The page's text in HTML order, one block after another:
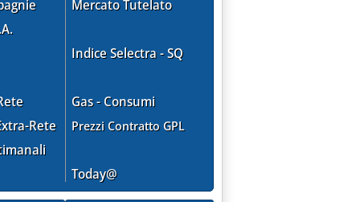
Rete
Mercato Tutelato
Indice Selectra - SQ
Gas - Consumi
Prezzi Contratto GPL
Today@